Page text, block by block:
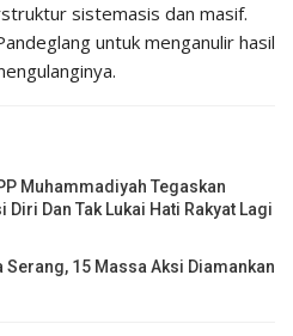
sistemasis dan masif.
untuk menganulir hasil
Muhammadiyah Tegaskan
Dan Tak Lukai Hati Rakyat Lagi
Serang, 15 Massa Aksi Diamankan